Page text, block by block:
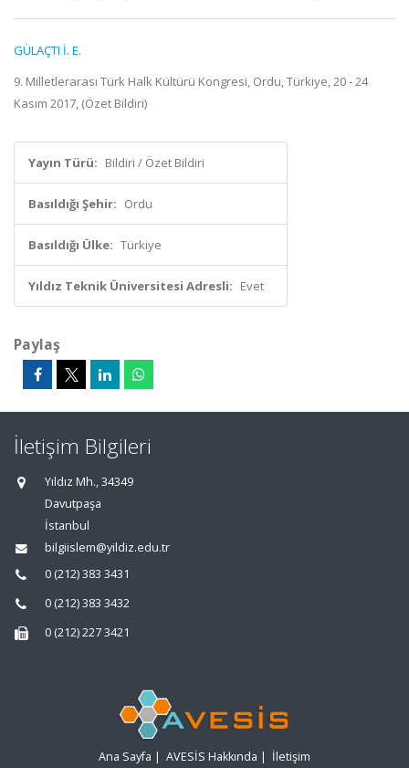
GÜLAÇTI İ. E.
9. Milletlerarası Türk Halk Kültürü Kongresi, Ordu, Türkiye, 20 - 24
Kasım 2017, (Özet Bildiri)
Yayın Türü: Bildiri / Özet Bildiri
Basıldığı Şehir: Ordu
Basıldığı Ülke: Türkiye
Yıldız Teknik Üniversitesi Adresli: Evet
Paylaş
İletişim Bilgileri
Yıldız Mh., 34349
Davutpaşa
İstanbul
bilgiislem@yildiz.edu.tr
0 (212) 383 3431
0 (212) 383 3432
0 (212) 227 3421
Ana Sayfa | AVESİS Hakkında | İletişim